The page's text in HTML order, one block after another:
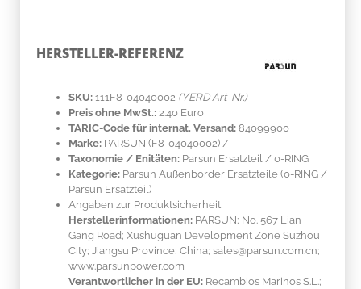
HERSTELLER-REFERENZ
SKU: 111F8-04040002 (YERD Art-Nr.)
Preis ohne MwSt.: 2.40 Euro
TARIC-Code für internat. Versand: 84099900
Marke: PARSUN (F8-04040002) /
Taxonomie / Enitäten: Parsun Ersatzteil / 0-RING
Kategorie: Parsun Außenborder Ersatzteile (0-RING /
Parsun Ersatzteil)
Angaben zur Produktsicherheit
Herstellerinformationen: PARSUN; No. 567 Lian
Gang Road; Xushuguan Development Zone Suzhou
City; Jiangsu Province; China; sales@parsun.com.cn;
www.parsunpower.com
Verantwortlicher in der EU: Recambios Marinos S.L.;